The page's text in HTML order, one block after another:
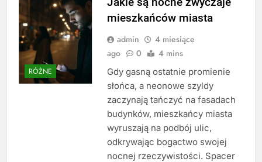
RÓŻNE
mieszkańców miasta
admin
4 miesiące
ago
0 4 mins
Gdy gasną ostatnie promienie
słońca, a neonowe szyldy
zaczynają tańczyć na fasadach
budynków, mieszkańcy miasta
wyruszają na podbój ulic,
odkrywając bogactwo swojej
nocnej rzeczywistości. Spacer